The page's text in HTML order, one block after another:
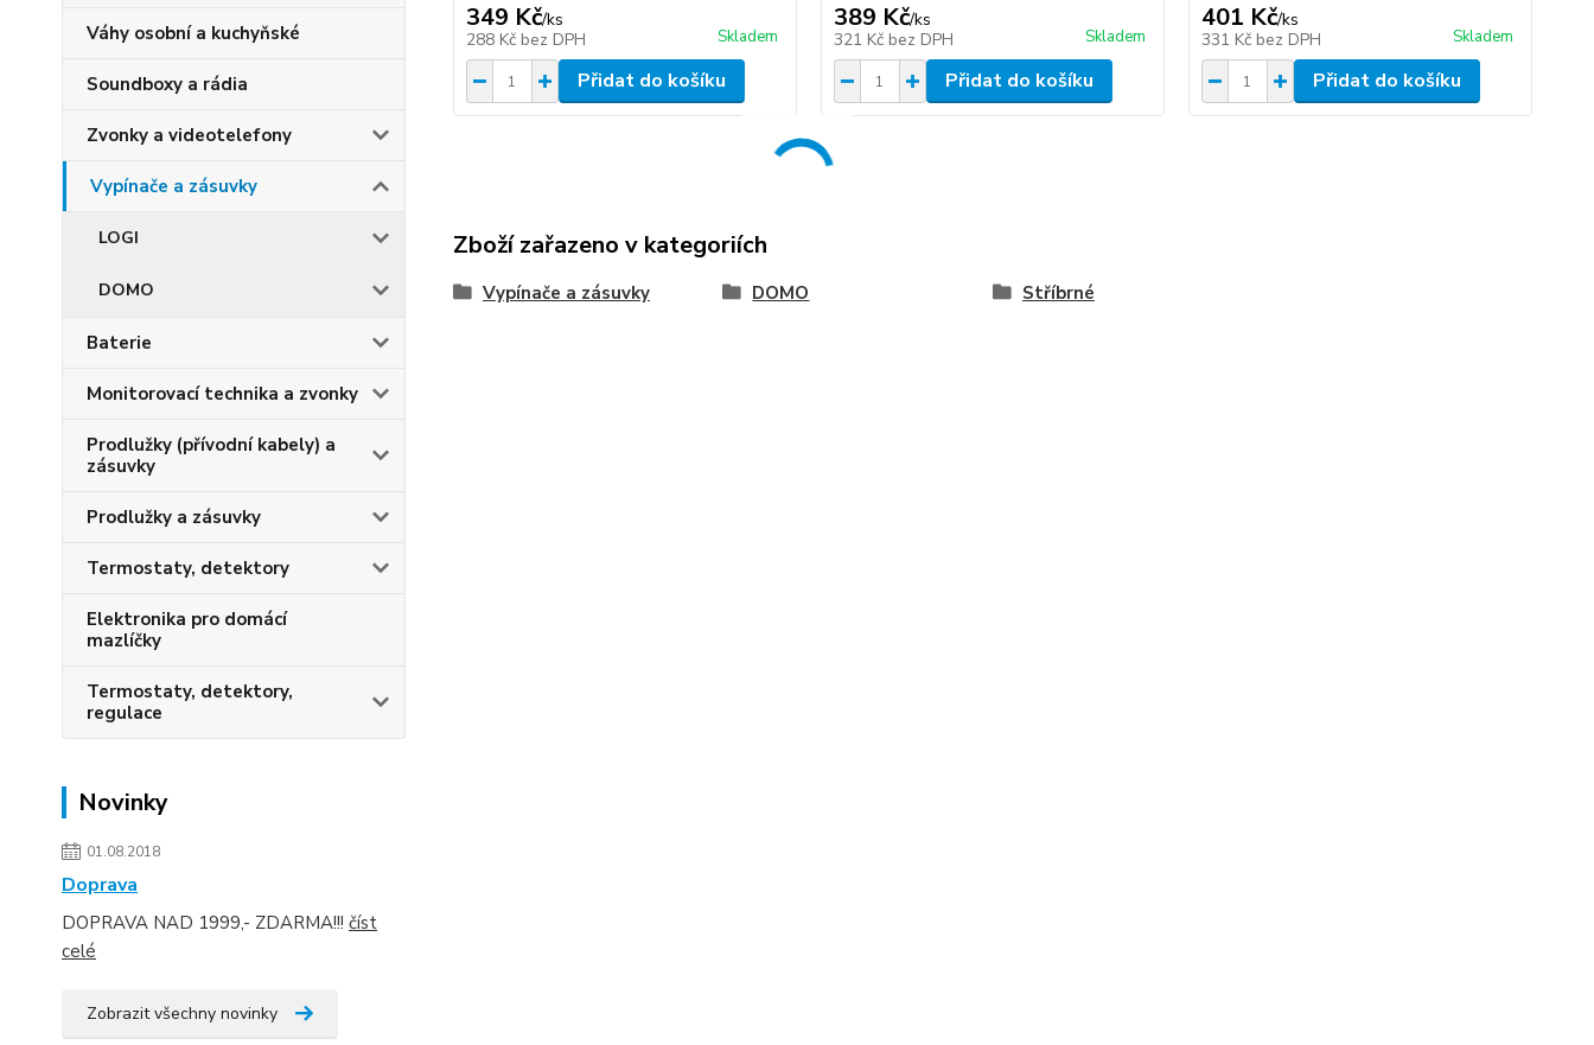
Váhy osobní a kuchyňské
Soundboxy a rádia
Zvonky a videotelefony
Vypínače a zásuvky
LOGI
DOMO
Baterie
Monitorovací technika a zvonky
Prodlužky (přívodní kabely) a
zásuvky
Prodlužky a zásuvky
Termostaty, detektory
Elektronika pro domácí
mazlíčky
Termostaty, detektory,
regulace
Novinky
01.08.2018
Doprava
DOPRAVA NAD 1999,- ZDARMA!!! číst
celé
Zobrazit všechny novinky
349 Kč/ks
288 Kč bez DPH Skladem
Přidat do košíku
389 Kč/ks
321 Kč bez DPH Skladem
Přidat do košíku
401 Kč/ks
331 Kč bez DPH Skladem
Přidat do košíku
Zboží zařazeno v kategoriích
Vypínače a zásuvky DOMO Stříbrné